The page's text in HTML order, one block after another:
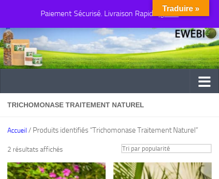
Paiement Sécurisé. Livraison Rapide Ignorer
Au dessous du contenu
TRICHOMONASE TRAITEMENT NATUREL
Accueil / Produits identifiés “Trichomonase Traitement Naturel”
2 résultats affichés
par
popularité
Traduire »